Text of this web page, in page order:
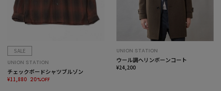
SALE
UNION STATION
チェックボードシャツブルゾン
¥11,880 20%OFF
UNION STATION
ウール調ヘリンボーンコート
¥24,200